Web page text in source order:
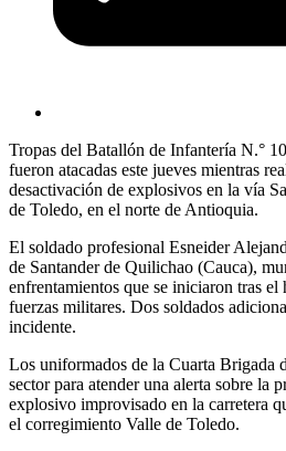
Tropas del Batallón de Infantería N.°
fueron atacadas este jueves mientras
desactivación de explosivos en la vía
de Toledo, en el norte de Antioquia.
El soldado profesional Esneider
de Santander de Quilichao (Cauca),
enfrentamientos que se iniciaron tras el
fuerzas militares. Dos soldados
incidente.
Los uniformados de la Cuarta Brigada
sector para atender una alerta sobre la
explosivo improvisado en la carretera
el corregimiento Valle de Toledo.